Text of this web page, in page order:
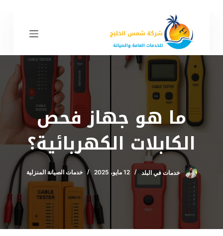
ت
و
ما هو جهاز فحص
الكابلات الكهربائية؟
خدمات في البلد 12 مايو، 2025 خدمات الصيانة المنزلية